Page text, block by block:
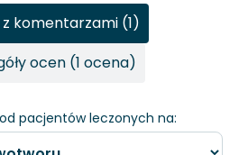
pacjentów leczonych na:
komentarzami (1)
ocen (1 ocena)